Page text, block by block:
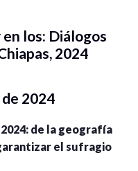
los: Diálogos
2024
2024
2024: de la geografía
el sufragio